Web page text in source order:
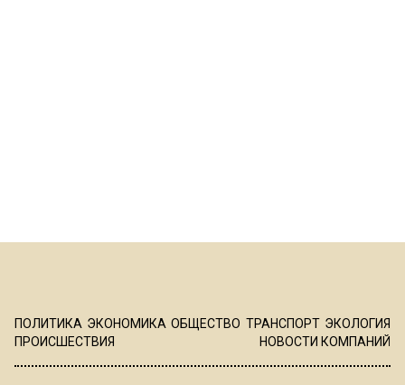
ПОЛИТИКА ЭКОНОМИКА ОБЩЕСТВО ТРАНСПОРТ ЭКОЛОГИЯ
ПРОИСШЕСТВИЯ
НОВОСТИ КОМПАНИЙ